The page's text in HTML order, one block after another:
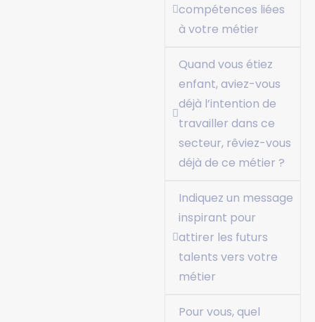
compétences liées
à votre métier
Quand vous étiez
enfant, aviez-vous
déjà l’intention de
travailler dans ce
secteur, rêviez-vous
déjà de ce métier ?
Indiquez un message
inspirant pour
attirer les futurs
talents vers votre
métier
Pour vous, quel